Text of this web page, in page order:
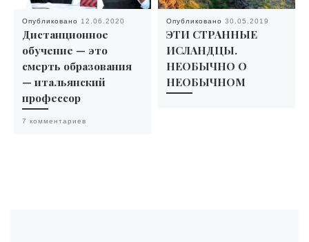
Опубликовано 12.06.2020
Дистанционное
обучение — это
смерть образования
— итальянский
профессор
7 комментариев
Опубликовано 30.05.2019
ЭТИ СТРАННЫЕ
ИСЛАНДЦЫ.
НЕОБЫЧНО О
НЕОБЫЧНОМ